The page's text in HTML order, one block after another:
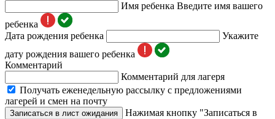
Имя ребенка Введите имя вашего
ребенка
Дата рождения ребенка
Укажите
дату рождения вашего ребенка
Комментарий
Комментарий для лагеря
Получать еженедельную рассылку с предложениями
лагерей и смен на почту
Записаться в лист ожидания
Нажимая кнопку "Записаться в